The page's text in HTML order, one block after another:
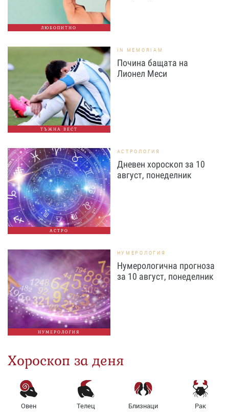
ЛЮБОПИТНО
ТЪЖНА ВЕСТ
IN MEMORIAM
Почина бащата на
Лионел Меси
АСТРО
АСТРОЛОГИЯ
Дневен хороскоп за 10
август, понеделник
НУМЕРОЛОГИЯ
НУМЕРОЛОГИЯ
Нумерологична прогноза
за 10 август, понеделник
Хороскоп за деня
Овен Телец Близнаци Рак